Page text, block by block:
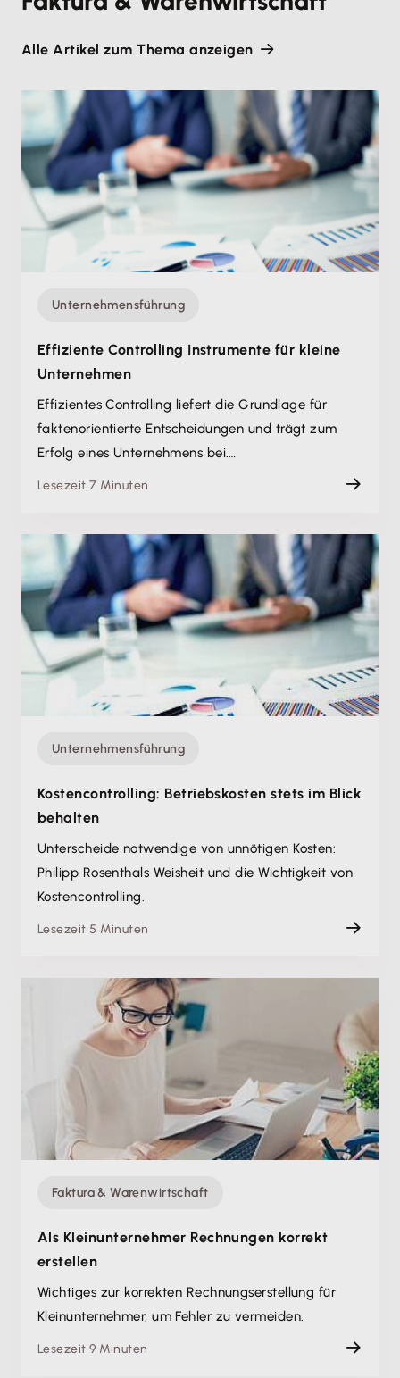
Alle Artikel zum Thema anzeigen
Unternehmensführung
Effiziente Controlling Instrumente für kleine
Unternehmen
Effizientes Controlling liefert die Grundlage für
faktenorientierte Entscheidungen und trägt zum
Erfolg eines Unternehmens bei.…
Lesezeit 7 Minuten
Unternehmensführung
Kostencontrolling: Betriebskosten stets im Blick
behalten
Unterscheide notwendige von unnötigen Kosten:
Philipp Rosenthals Weisheit und die Wichtigkeit von
Kostencontrolling.
Lesezeit 5 Minuten
Faktura & Warenwirtschaft
Als Kleinunternehmer Rechnungen korrekt
erstellen
Wichtiges zur korrekten Rechnungserstellung für
Kleinunternehmer, um Fehler zu vermeiden.
Lesezeit 9 Minuten